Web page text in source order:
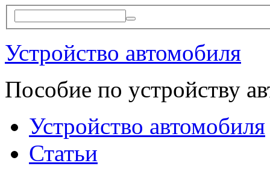
Устройство автомобиля
Пособие по устройству
Устройство автомобиля
Статьи